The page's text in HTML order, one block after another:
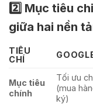
2️⃣ Mục tiêu
giữa hai nền
TIÊU
CHÍ
Mục tiêu
chính
Tối ưu
(mua
ký)